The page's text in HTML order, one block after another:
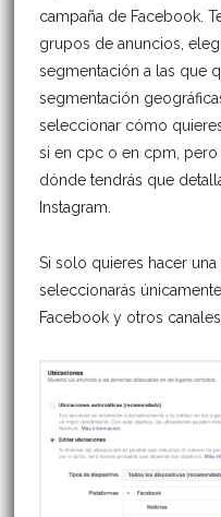
campaña de Facebook.
grupos de anuncios,
segmentación a las que
segmentación
seleccionar cómo
si en cpc o en cpm,
dónde tendrás que
Instagram.
Si solo quieres hacer
seleccionarás
Facebook y otros